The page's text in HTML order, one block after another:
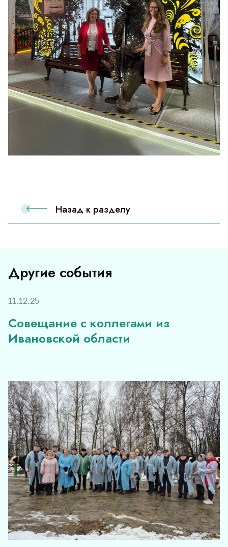
Назад к разделу
Другие события
11.12.25
Совещание с коллегами из
Ивановской области